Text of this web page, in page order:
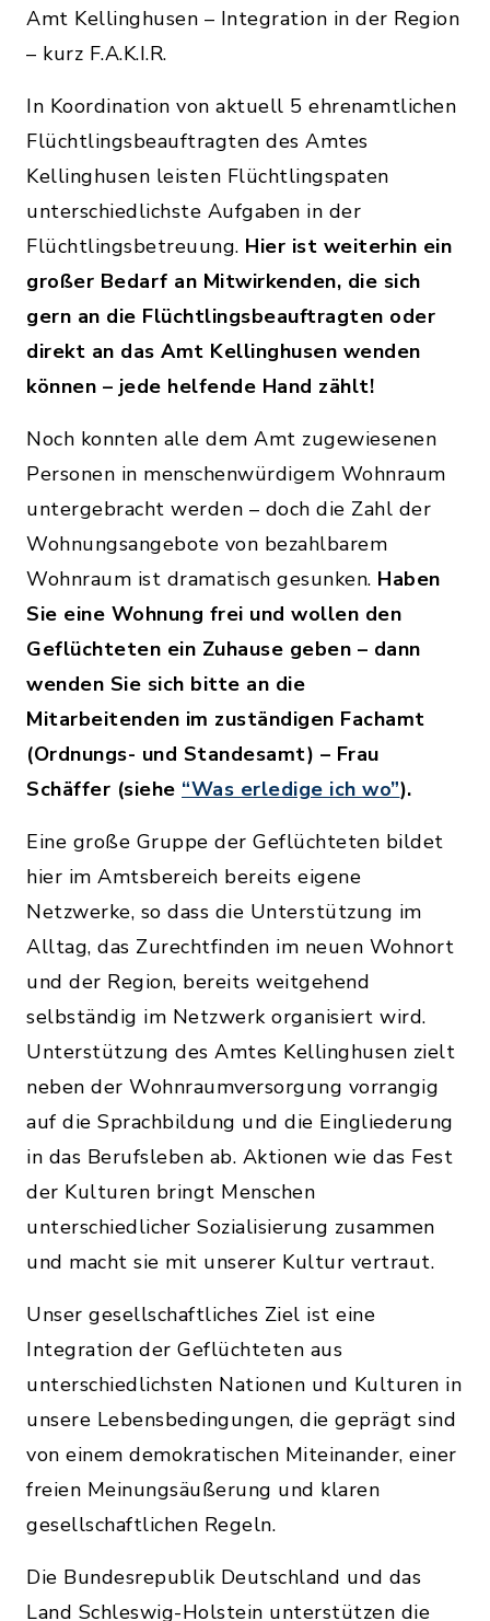
Amt Kellinghusen – Integration in der Region
– kurz F.A.K.I.R.
In Koordination von aktuell 5 ehrenamtlichen
Flüchtlingsbeauftragten des Amtes
Kellinghusen leisten Flüchtlingspaten
unterschiedlichste Aufgaben in der
Flüchtlingsbetreuung. Hier ist weiterhin ein
großer Bedarf an Mitwirkenden, die sich
gern an die Flüchtlingsbeauftragten oder
direkt an das Amt Kellinghusen wenden
können – jede helfende Hand zählt!
Noch konnten alle dem Amt zugewiesenen
Personen in menschenwürdigem Wohnraum
untergebracht werden – doch die Zahl der
Wohnungsangebote von bezahlbarem
Wohnraum ist dramatisch gesunken. Haben
Sie eine Wohnung frei und wollen den
Geflüchteten ein Zuhause geben – dann
wenden Sie sich bitte an die
Mitarbeitenden im zuständigen Fachamt
(Ordnungs- und Standesamt) – Frau
Schäffer (siehe “Was erledige ich wo”).
Eine große Gruppe der Geflüchteten bildet
hier im Amtsbereich bereits eigene
Netzwerke, so dass die Unterstützung im
Alltag, das Zurechtfinden im neuen Wohnort
und der Region, bereits weitgehend
selbständig im Netzwerk organisiert wird.
Unterstützung des Amtes Kellinghusen zielt
neben der Wohnraumversorgung vorrangig
auf die Sprachbildung und die Eingliederung
in das Berufsleben ab. Aktionen wie das Fest
der Kulturen bringt Menschen
unterschiedlicher Sozialisierung zusammen
und macht sie mit unserer Kultur vertraut.
Unser gesellschaftliches Ziel ist eine
Integration der Geflüchteten aus
unterschiedlichsten Nationen und Kulturen in
unsere Lebensbedingungen, die geprägt sind
von einem demokratischen Miteinander, einer
freien Meinungsäußerung und klaren
gesellschaftlichen Regeln.
Die Bundesrepublik Deutschland und das
Land Schleswig-Holstein unterstützen die